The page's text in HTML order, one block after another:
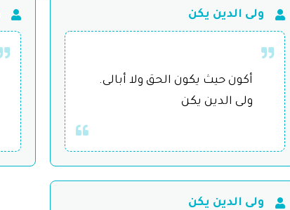
ولى الدين يكن
أكون حيث يكون الحق ولا أبالى.
ولى الدين يكن
ولى الدين يكن